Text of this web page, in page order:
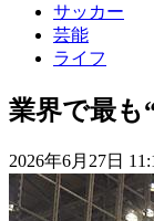
サッカー
芸能
ライフ
業界で最も
2026年6月27日